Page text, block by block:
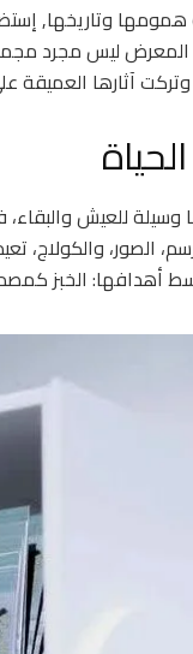
وتاريخها,
المعرض ليس
آثارها العميقة
للعيش والبقاء،
الصور، والكولاج،
أهدافها: الخبز